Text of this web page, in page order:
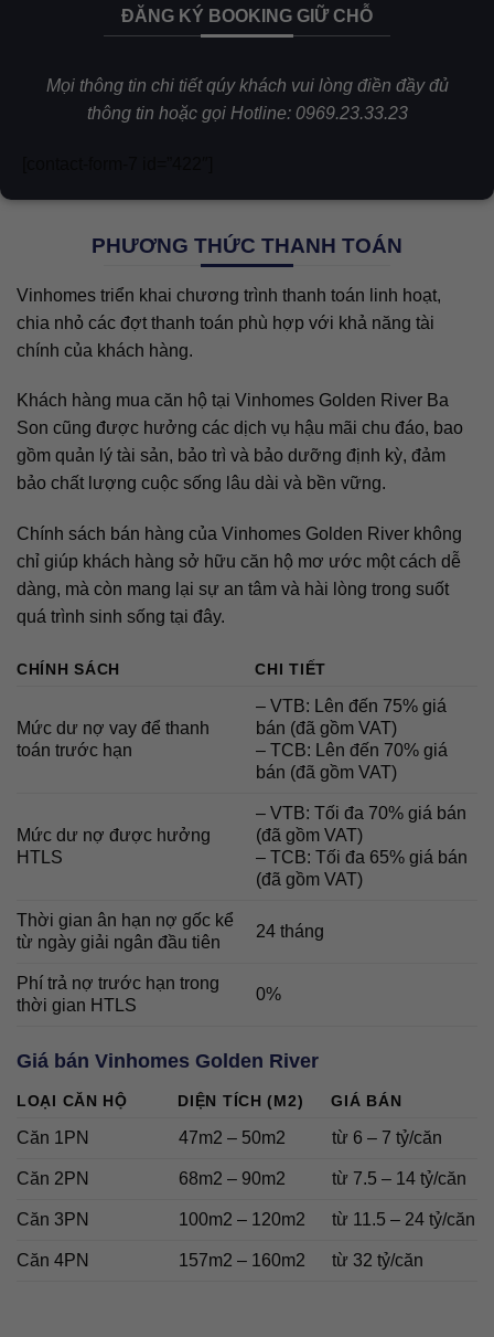
ĐĂNG KÝ BOOKING GIỮ CHỖ
Mọi thông tin chi tiết qúy khách vui lòng điền đầy đủ
thông tin hoặc gọi Hotline: 0969.23.33.23
PHƯƠNG THỨC THANH TOÁN
Vinhomes triển khai chương trình thanh toán linh hoạt,
chia nhỏ các đợt thanh toán phù hợp với khả năng tài
chính của khách hàng.
Khách hàng mua căn hộ tại Vinhomes Golden River Ba
Son cũng được hưởng các dịch vụ hậu mãi chu đáo, bao
gồm quản lý tài sản, bảo trì và bảo dưỡng định kỳ, đảm
bảo chất lượng cuộc sống lâu dài và bền vững.
Chính sách bán hàng của Vinhomes Golden River không
chỉ giúp khách hàng sở hữu căn hộ mơ ước một cách dễ
dàng, mà còn mang lại sự an tâm và hài lòng trong suốt
quá trình sinh sống tại đây.
CHÍNH SÁCH CHI TIẾT
Mức dư nợ vay để thanh
toán trước hạn
– VTB: Lên đến 75% giá
bán (đã gồm VAT)
– TCB: Lên đến 70% giá
bán (đã gồm VAT)
Mức dư nợ được hưởng
HTLS
– VTB: Tối đa 70% giá bán
(đã gồm VAT)
– TCB: Tối đa 65% giá bán
(đã gồm VAT)
Thời gian ân hạn nợ gốc kể
từ ngày giải ngân đầu tiên
24 tháng
Phí trả nợ trước hạn trong
thời gian HTLS
0%
Giá bán Vinhomes Golden River
LOẠI CĂN HỘ DIỆN TÍCH (M2) GIÁ BÁN
Căn 1PN 47m2 – 50m2 từ 6 – 7 tỷ/căn
Căn 2PN 68m2 – 90m2 từ 7.5 – 14 tỷ/căn
Căn 3PN 100m2 – 120m2 từ 11.5 – 24 tỷ/căn
Căn 4PN 157m2 – 160m2 từ 32 tỷ/căn